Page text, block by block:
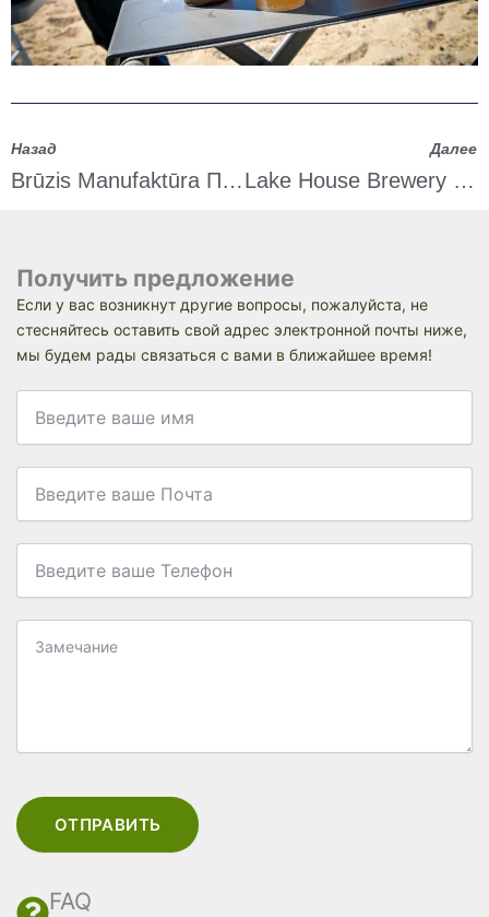
Назад
Brūzis Manufaktūra Пивоварня 1000л С ЦКТ По 2000л Монтаж В Латвии
Далее
Lake House Brewery Семейная Крафтовая Пивоварня 1000л В Кишинёве (Молдова)
Получить предложение
Если у вас возникнут другие вопросы, пожалуйста, не
стесняйтесь оставить свой адрес электронной почты ниже,
мы будем рады связаться с вами в ближайшее время!
ОТПРАВИТЬ
FAQ